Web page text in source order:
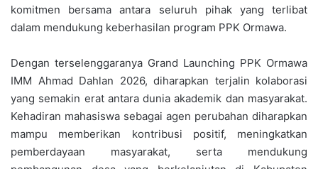
komitmen bersama antara seluruh pihak yang terlibat
dalam mendukung keberhasilan program PPK Ormawa.
Dengan terselenggaranya Grand Launching PPK Ormawa
IMM Ahmad Dahlan 2026, diharapkan terjalin kolaborasi
yang semakin erat antara dunia akademik dan masyarakat.
Kehadiran mahasiswa sebagai agen perubahan diharapkan
mampu memberikan kontribusi positif, meningkatkan
pemberdayaan masyarakat, serta mendukung